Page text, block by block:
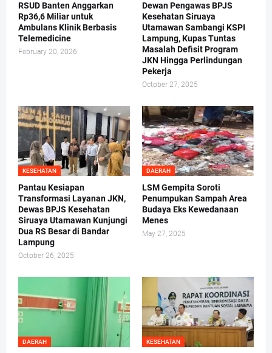
RSUD Banten Anggarkan
Rp36,6 Miliar untuk
Ambulans Klinik Berbasis
Telemedicine
February 20, 2026
Dewan Pengawas BPJS
Kesehatan Siruaya
Utamawan Sambangi KSPI
Lampung, Kupas Tuntas
Masalah Defisit Program
JKN Hingga Perlindungan
Pekerja
October 27, 2025
KESEHATAN
Pantau Kesiapan
Transformasi Layanan JKN,
Dewas BPJS Kesehatan
Siruaya Utamawan Kunjungi
Dua RS Besar di Bandar
Lampung
October 26, 2025
DAERAH
LSM Gempita Soroti
Penumpukan Sampah Area
Budaya Eks Kewedanaan
Menes
May 27, 2025
DAERAH KESEHATAN